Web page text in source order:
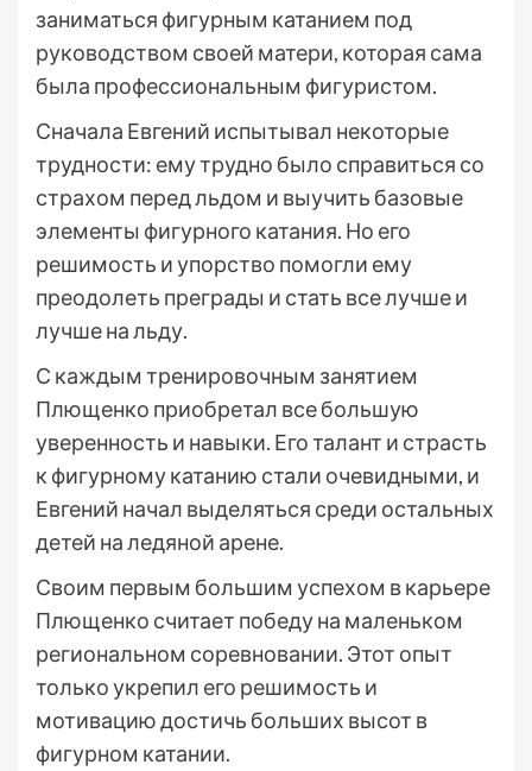
заниматься фигурным катанием под
руководством своей матери, которая сама
была профессиональным фигуристом.
Сначала Евгений испытывал некоторые
трудности: ему трудно было справиться со
страхом перед льдом и выучить базовые
элементы фигурного катания. Но его
решимость и упорство помогли ему
преодолеть преграды и стать все лучше и
лучше на льду.
С каждым тренировочным занятием
Плющенко приобретал все большую
уверенность и навыки. Его талант и страсть
к фигурному катанию стали очевидными, и
Евгений начал выделяться среди остальных
детей на ледяной арене.
Своим первым большим успехом в карьере
Плющенко считает победу на маленьком
региональном соревновании. Этот опыт
только укрепил его решимость и
мотивацию достичь больших высот в
фигурном катании.